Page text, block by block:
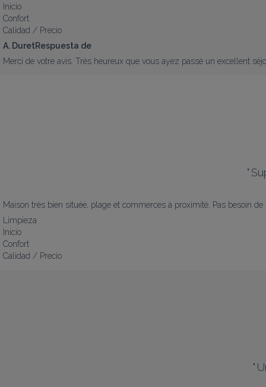
Inicio
Confort
Calidad / Precio
A. DuretRespuesta de
Merci de votre avis. Très heureux que vous ayez passé un excellent
"
Maison très bien située, plage et commerces à proximité, Pas besoin
Limpieza
Inicio
Confort
Calidad / Precio
"